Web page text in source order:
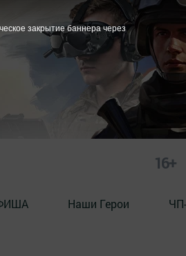
16+
Наши Герои
закрытие баннера через